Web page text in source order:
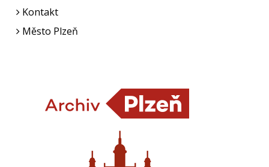
Kontakt
Město Plzeň